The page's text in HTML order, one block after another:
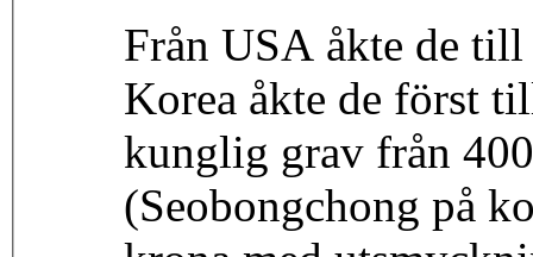
Från USA åkte de
Korea åkte de först
kunglig grav från
(Seobongchong på